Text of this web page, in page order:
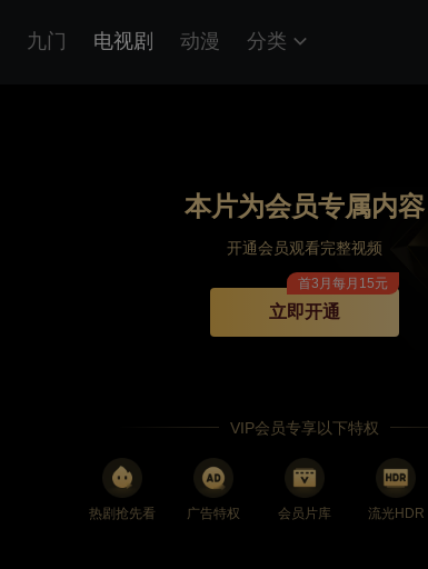
九门 电视剧 动漫 分类
本片为会员专属内容
开通会员观看完整视频
立即开通
首3月每月15元
VIP会员专享以下特权
热剧抢先看 广告特权 会员片库 流光HDR